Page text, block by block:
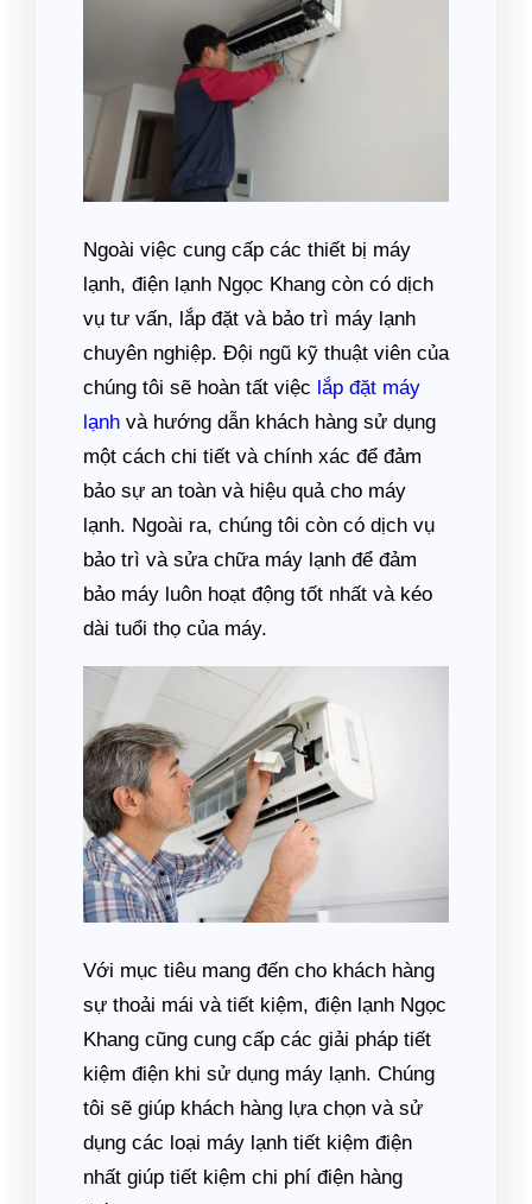
Ngoài việc cung cấp các thiết bị máy
lạnh, điện lạnh Ngọc Khang còn có dịch
vụ tư vấn, lắp đặt và bảo trì máy lạnh
chuyên nghiệp. Đội ngũ kỹ thuật viên của
chúng tôi sẽ hoàn tất việc lắp đặt máy
lạnh và hướng dẫn khách hàng sử dụng
một cách chi tiết và chính xác để đảm
bảo sự an toàn và hiệu quả cho máy
lạnh. Ngoài ra, chúng tôi còn có dịch vụ
bảo trì và sửa chữa máy lạnh để đảm
bảo máy luôn hoạt động tốt nhất và kéo
dài tuổi thọ của máy.
Với mục tiêu mang đến cho khách hàng
sự thoải mái và tiết kiệm, điện lạnh Ngọc
Khang cũng cung cấp các giải pháp tiết
kiệm điện khi sử dụng máy lạnh. Chúng
tôi sẽ giúp khách hàng lựa chọn và sử
dụng các loại máy lạnh tiết kiệm điện
nhất giúp tiết kiệm chi phí điện hàng